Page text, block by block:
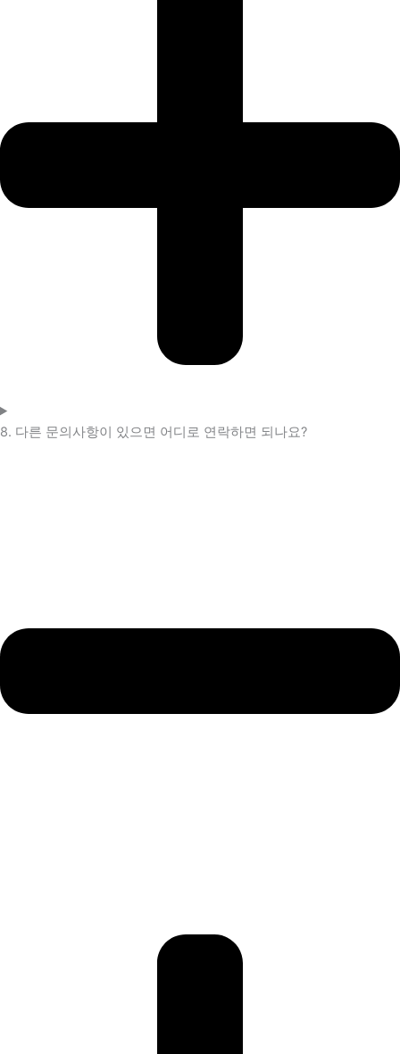
8. 다른 문의사항이 있으면 어디로 연락하면 되나요?